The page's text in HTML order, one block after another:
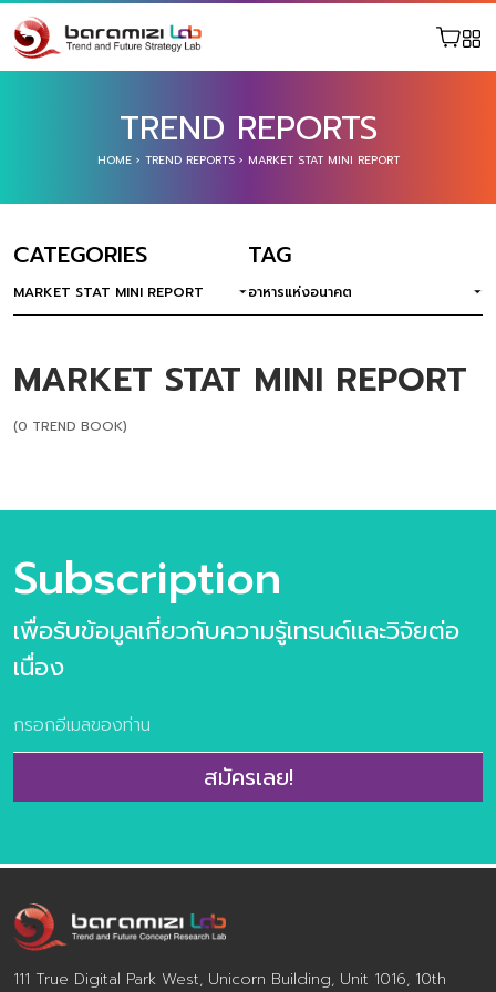
TREND REPORTS
HOME› TREND REPORTS› MARKET STAT MINI REPORT
CATEGORIES
MARKET STAT MINI REPORT
TAG
อาหารแห่งอนาคต
MARKET STAT MINI REPORT
(0 TREND BOOK)
Subscription
เพื่อรับข้อมูลเกี่ยวกับความรู้เทรนด์และวิจัยต่อ
เนื่อง
สมัครเลย!
111 True Digital Park West, Unicorn Building, Unit 1016, 10th